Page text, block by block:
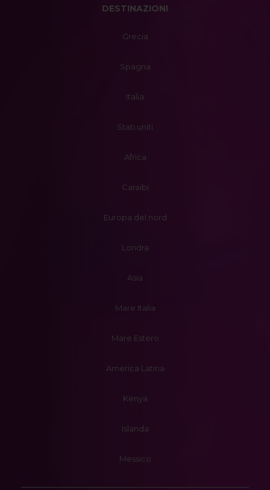
DESTINAZIONI
Grecia
Spagna
Italia
Stati uniti
Africa
Caraibi
Europa del nord
Londra
Asia
Mare Italia
Mare Estero
America Latina
Kenya
Islanda
Messico